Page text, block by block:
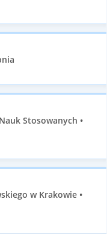
Stosowanych •
w Krakowie •